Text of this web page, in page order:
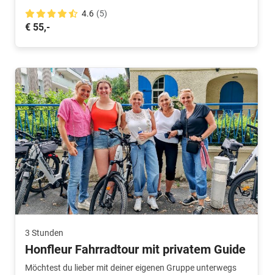
durch diese wunderschöne Stadt ist eine einzigartige
Möglichkeit, ihre reiche Geschichte, ihr kulturelles Leben
4.6 (5)
€ 55,-
3 Stunden
Honfleur Fahrradtour mit privatem Guide
Möchtest du lieber mit deiner eigenen Gruppe unterwegs